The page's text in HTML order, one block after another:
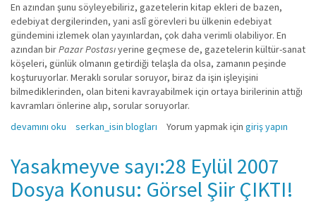
En azından şunu söyleyebiliriz, gazetelerin kitap ekleri de bazen,
edebiyat dergilerinden, yani aslî görevleri bu ülkenin edebiyat
gündemini izlemek olan yayınlardan, çok daha verimli olabiliyor. En
azından birPazar Postasıyerine geçmese de, gazetelerin kültür-sanat
köşeleri, günlük olmanın getirdiği telaşla da olsa, zamanın peşinde
koşturuyorlar. Meraklı sorular soruyor, biraz da işin işleyişini
bilmediklerinden, olan biteni kavrayabilmek için ortaya birilerinin attığı
kavramları önlerine alıp, sorular soruyorlar.
Medranonun orta yeri tombala hakkında
devamını oku serkan_isin blogları Yorum yapmak için giriş yapın
Yasakmeyve sayı:28 Eylül 2007
Dosya Konusu: Görsel Şiir ÇIKTI!